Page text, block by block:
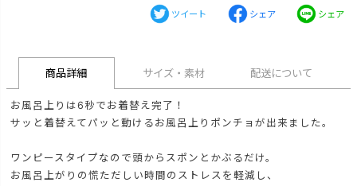
ツイート シェア シェア
商品詳細 サイズ・素材 配送について
お風呂上りは6秒でお着替え完了！
サッと着替えてパッと動けるお風呂上りポンチョが出来ました。
ワンピースタイプなので頭からスポンとかぶるだけ。
お風呂上がりの慌ただしい時間のストレスを軽減し、